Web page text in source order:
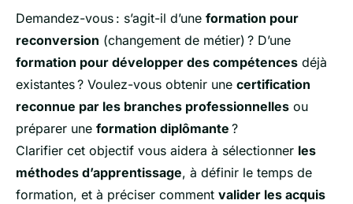
Demandez-vous : s’agit-il d’une formation pour
reconversion (changement de métier) ? D’une
formation pour développer des compétences déjà
existantes ? Voulez-vous obtenir une certification
reconnue par les branches professionnelles ou
préparer une formation diplômante ?
Clarifier cet objectif vous aidera à sélectionner les
méthodes d’apprentissage, à définir le temps de
formation, et à préciser comment valider les acquis